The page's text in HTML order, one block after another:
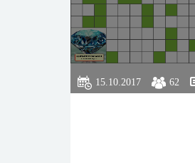
15.10.2017 62